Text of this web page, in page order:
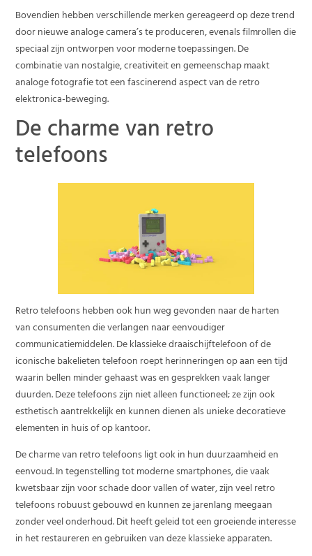
Bovendien hebben verschillende merken gereageerd op deze trend
door nieuwe analoge camera’s te produceren, evenals filmrollen die
speciaal zijn ontworpen voor moderne toepassingen. De
combinatie van nostalgie, creativiteit en gemeenschap maakt
analoge fotografie tot een fascinerend aspect van de retro
elektronica-beweging.
De charme van retro
telefoons
Retro telefoons hebben ook hun weg gevonden naar de harten
van consumenten die verlangen naar eenvoudiger
communicatiemiddelen. De klassieke draaischijftelefoon of de
iconische bakelieten telefoon roept herinneringen op aan een tijd
waarin bellen minder gehaast was en gesprekken vaak langer
duurden. Deze telefoons zijn niet alleen functioneel; ze zijn ook
esthetisch aantrekkelijk en kunnen dienen als unieke decoratieve
elementen in huis of op kantoor.
De charme van retro telefoons ligt ook in hun duurzaamheid en
eenvoud. In tegenstelling tot moderne smartphones, die vaak
kwetsbaar zijn voor schade door vallen of water, zijn veel retro
telefoons robuust gebouwd en kunnen ze jarenlang meegaan
zonder veel onderhoud. Dit heeft geleid tot een groeiende interesse
in het restaureren en gebruiken van deze klassieke apparaten.